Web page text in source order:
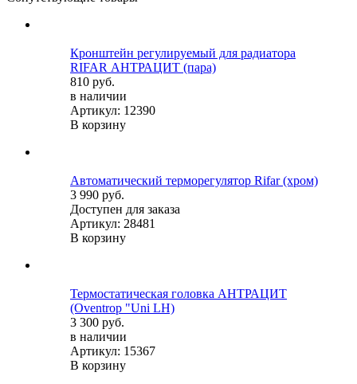
Кронштейн регулируемый для радиатора
RIFAR АНТРАЦИТ (пара)
810 руб.
в наличии
Артикул: 12390
В корзину
Автоматический терморегулятор Rifar (хром)
3 990 руб.
Доступен для заказа
Артикул: 28481
В корзину
Термостатическая головка АНТРАЦИТ
(Oventrop "Uni LH)
3 300 руб.
в наличии
Артикул: 15367
В корзину